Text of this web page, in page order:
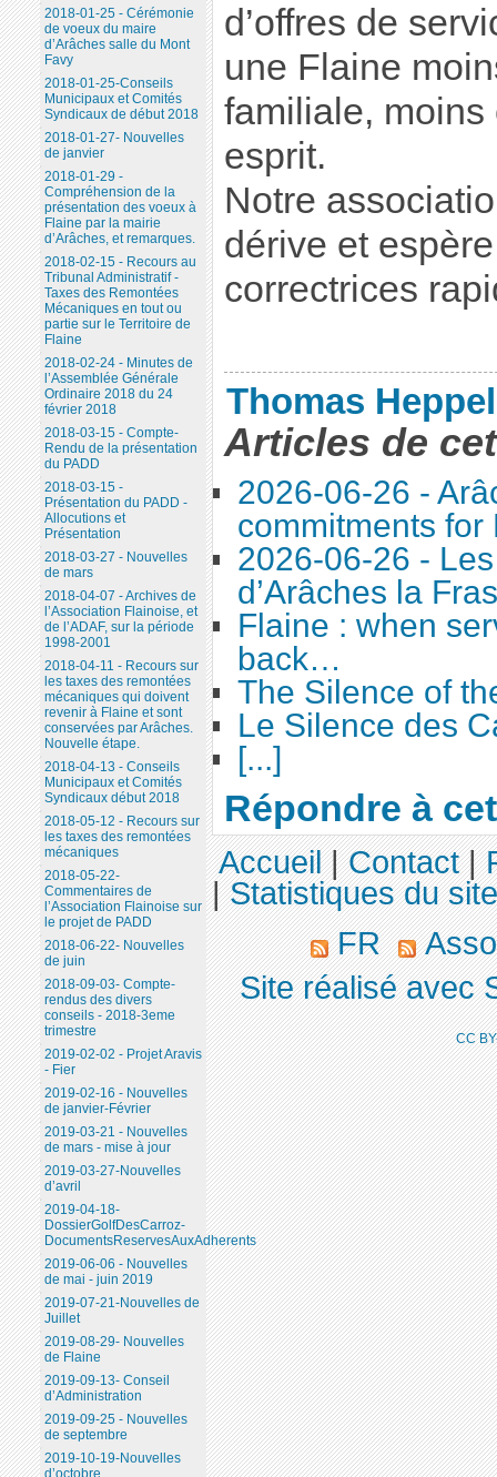
d’offres de
une Flaine
familiale, moins
esprit.
Notre
dérive et
correctrices
Thomas Heppel
Articles de
2026-06-26 -
commitments for
2026-06-26 -
d’Arâches la
Flaine : when
back…
The Silence of
Le Silence des
[...]
Répondre à
2018-01-25 - Cérémonie
de voeux du maire
d’Arâches salle du Mont
Favy
2018-01-25-Conseils
Municipaux et Comités
Syndicaux de début 2018
2018-01-27- Nouvelles
de janvier
2018-01-29 -
Compréhension de la
présentation des voeux à
Flaine par la mairie
d’Arâches, et remarques.
2018-02-15 - Recours au
Tribunal Administratif -
Taxes des Remontées
Mécaniques en tout ou
partie sur le Territoire de
Flaine
2018-02-24 - Minutes de
l’Assemblée Générale
Ordinaire 2018 du 24
février 2018
2018-03-15 - Compte-
Rendu de la présentation
du PADD
2018-03-15 -
Présentation du PADD -
Allocutions et
Présentation
2018-03-27 - Nouvelles
de mars
2018-04-07 - Archives de
l’Association Flainoise, et
de l’ADAF, sur la période
1998-2001
2018-04-11 - Recours sur
les taxes des remontées
mécaniques qui doivent
revenir à Flaine et sont
conservées par Arâches.
Nouvelle étape.
2018-04-13 - Conseils
Municipaux et Comités
Syndicaux début 2018
2018-05-12 - Recours sur
les taxes des remontées
mécaniques
2018-05-22-
Commentaires de
l’Association Flainoise sur
le projet de PADD
2018-06-22- Nouvelles
de juin
2018-09-03- Compte-
rendus des divers
conseils - 2018-3eme
trimestre
2019-02-02 - Projet Aravis
- Fier
2019-02-16 - Nouvelles
de janvier-Février
2019-03-21 - Nouvelles
de mars - mise à jour
2019-03-27-Nouvelles
d’avril
2019-04-18-
DossierGolfDesCarroz-
DocumentsReservesAuxAdherents
2019-06-06 - Nouvelles
de mai - juin 2019
2019-07-21-Nouvelles de
Juillet
2019-08-29- Nouvelles
de Flaine
2019-09-13- Conseil
d’Administration
2019-09-25 - Nouvelles
de septembre
2019-10-19-Nouvelles
Accueil|Contact|
|Statistiques du site
FR
Site réalisé avec
CC